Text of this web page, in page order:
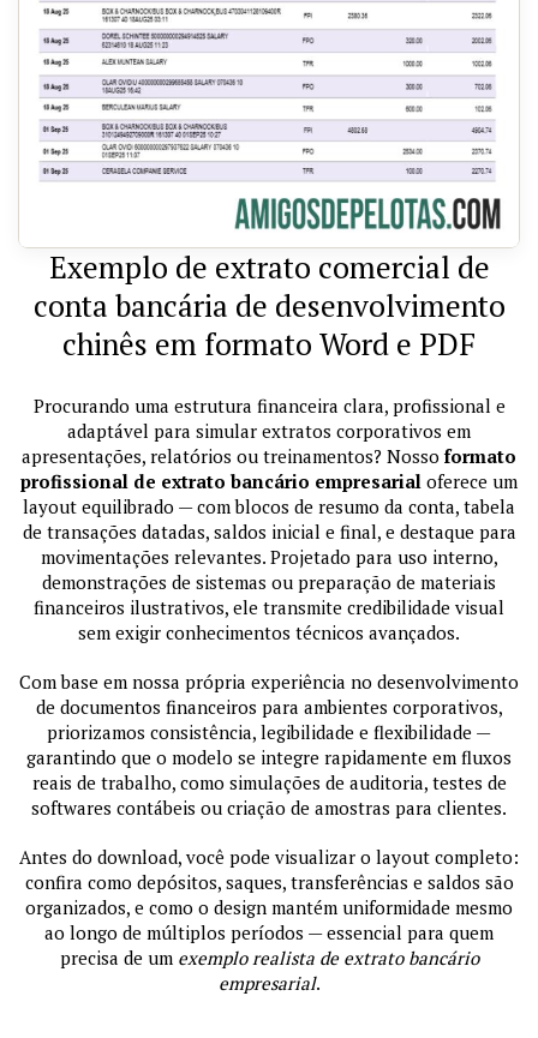
Exemplo de extrato comercial de
conta bancária de desenvolvimento
chinês em formato Word e PDF
Procurando uma estrutura financeira clara, profissional e
adaptável para simular extratos corporativos em
apresentações, relatórios ou treinamentos? Nosso formato
profissional de extrato bancário empresarial oferece um
layout equilibrado — com blocos de resumo da conta, tabela
de transações datadas, saldos inicial e final, e destaque para
movimentações relevantes. Projetado para uso interno,
demonstrações de sistemas ou preparação de materiais
financeiros ilustrativos, ele transmite credibilidade visual
sem exigir conhecimentos técnicos avançados.
Com base em nossa própria experiência no desenvolvimento
de documentos financeiros para ambientes corporativos,
priorizamos consistência, legibilidade e flexibilidade —
garantindo que o modelo se integre rapidamente em fluxos
reais de trabalho, como simulações de auditoria, testes de
softwares contábeis ou criação de amostras para clientes.
Antes do download, você pode visualizar o layout completo:
confira como depósitos, saques, transferências e saldos são
organizados, e como o design mantém uniformidade mesmo
ao longo de múltiplos períodos — essencial para quem
precisa de um exemplo realista de extrato bancário
empresarial.